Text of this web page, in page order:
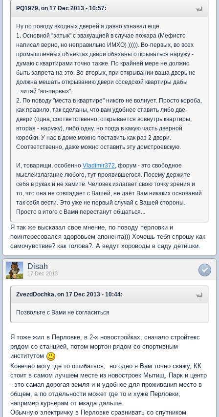
PQ1979, on 17 Dec 2013 - 10:57:
Ну по поводу входных дверей я давно узнавал ещё.
1. Основной "затык" с эвакуацией в случае пожара (Мефисто
написал верно, но неправильно ИМХО) ))))). Во-первых, во всех
промышленных объектах двери обязаны открываться наружу -
думаю с квартирами точно также. По крайней мере не должно
быть запрета на это. Во-вторых, при открывании ваша дверь не
должна мешать открыванию двери соседской квартиры дабы
...читай "во-первых".
2. По поводу "места в квартире" никого не волнует. Просто короба,
как правило, так сделаны, что вам удобнее ставить либо две
двери (одна, соответственно, открывается вовнутрь квартиры,
вторая - наружу), либо одну, но тогда в какую часть дверной
коробки. У нас в доме можно поставить как раз 2 двери.
Соответственно, даже можно оставить эту домстроевскую.
И, товарищи, особенно Vladimir372, форум - это свободное
мыслеизлагание любого, тут проявившегося. Посему держите
себя в руках и не хамите. Человек излагает свою точку зрения и
то, что она не совпадает с Вашей, не даёт Вам никаких оснований
так себя вести. Это уже не первый случай с Вашей стороны.
Просто в итоге с Вами перестанут общаться...
Я так же высказал свое мнение, по поводу перловки и
поинтересовался здоровьем апонента))) Хочешь тебя спрошу как
самочувствие? как голова?. А ведут хороводы в саду детишки.
Disah
17 Dec 2013
ZvezdDochka, on 17 Dec 2013 - 10:44:
Позвольте с Вами не согласиться
Я тоже жил в Перловке, в 2-х новостройках, сначало стройтекс
рядом со станцией, потом мортон рядом со спортивным
институтом
Конечно могу где то ошибаться, но одно я Вам точно скажу, КК
стоит в самом лучшем месте из новостроек Мытищ, Парк и центр
- это самая дорогая земля и и удобное для проживания место в
общем, а по отдельности может где то и хуже Перловки,
например курьерам от мкада дальше.
Обычную электричку в Перловке сравнивать со спутником